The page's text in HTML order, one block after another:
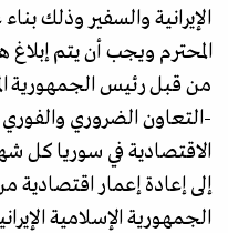
الإيرانية والسفير وذلك
المحترم ويجب أن يتم
من قبل رئيس الجمهورية
-التعاون الضروري
الاقتصادية في سوريا كل
إلى إعادة إعمار
الجمهورية الإسلامية